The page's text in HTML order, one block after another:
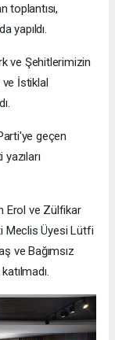
toplantısı,
yapıldı.
ve Şehitlerimizin
ve İstiklal
geçen
Erol ve Zülfikar
Meclis Üyesi Lütfi
ve Bağımsız